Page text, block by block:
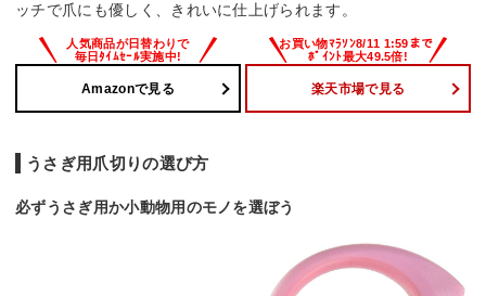
ッチで爪にも優しく、きれいに仕上げられます。
Amazonで見る 楽天市場で見る
うさぎ用爪切りの選び方
必ずうさぎ用か小動物用のモノを選ぼう